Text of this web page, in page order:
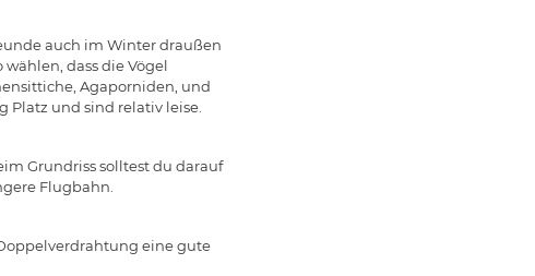
auch im Winter draußen
dass die Vögel
Agaporniden, und
und sind relativ leise.
Grundriss solltest du darauf
Flugbahn.
eine gute